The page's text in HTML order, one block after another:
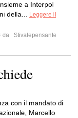
a Interpol
della...
Leggere il
da
Stivalepensante
con il mandato di
Marcello